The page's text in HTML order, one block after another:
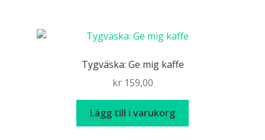
Tygväska: Ge mig kaffe
kr159,00
Lägg till i varukorg